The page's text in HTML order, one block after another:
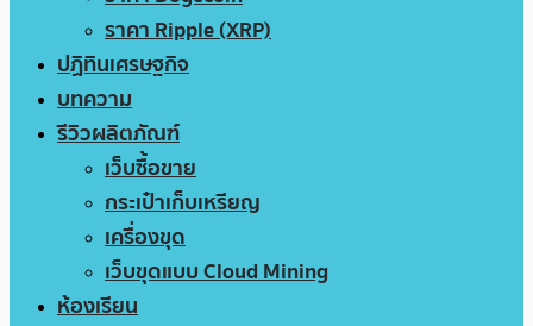
ราคา Ripple (XRP)
ปฏิทินเศรษฐกิจ
บทความ
รีวิวผลิตภัณฑ์
เว็บซื้อขาย
กระเป๋าเก็บเหรียญ
เครื่องขุด
เว็บขุดแบบ Cloud Mining
ห้องเรียน